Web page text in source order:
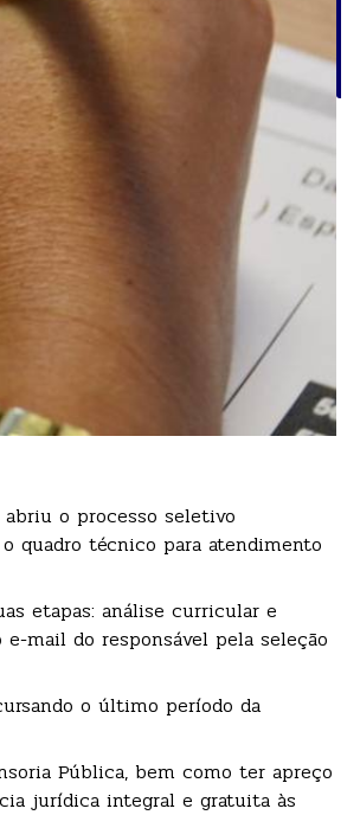
abriu o processo seletivo
quadro técnico para atendimento
etapas: análise curricular e
mail do responsável pela seleção
o último período da
Pública, bem como ter apreço
jurídica integral e gratuita às